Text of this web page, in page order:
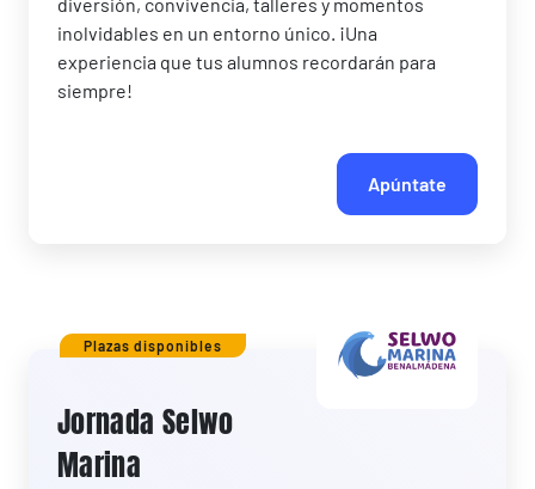
inolvidables en un entorno único. ¡Una
experiencia que tus alumnos recordarán para
siempre!
Apúntate
Plazas disponibles
Jornada Selwo
Marina